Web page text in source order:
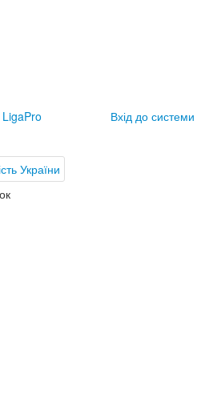
LigaPro Вхід до системи